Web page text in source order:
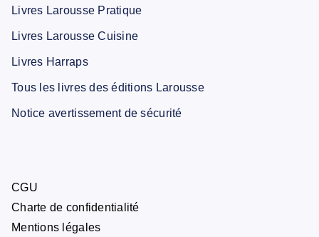
Livres Larousse Pratique
Livres Larousse Cuisine
Livres Harraps
Tous les livres des éditions Larousse
Notice avertissement de sécurité
CGU
Charte de confidentialité
Mentions légales